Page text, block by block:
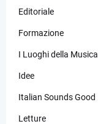
Editoriale
Formazione
I Luoghi della Musica
Idee
Italian Sounds Good
Letture